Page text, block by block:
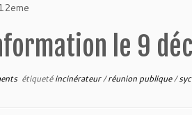
le 9
étiquetéincinérateur/réunion publique/